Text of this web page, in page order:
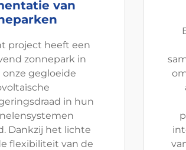
van
project heeft een
zonnepark in
onze gegloeide
in hun
Dankzij het lichte
flexibiliteit van de